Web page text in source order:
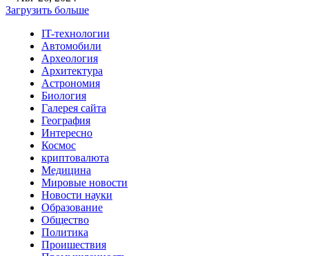
Загрузить больше
IT-технологии
Автомобили
Археология
Архитектура
Астрономия
Биология
Галерея сайта
География
Интересно
Космос
криптовалюта
Медицина
Мировые новости
Новости науки
Образование
Общество
Политика
Проишествия